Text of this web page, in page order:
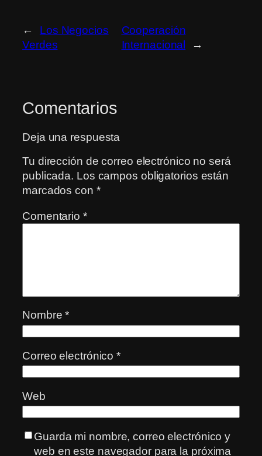
←
Los Negocios
Verdes
Cooperación
Internacional
→
Comentarios
Deja una respuesta
Tu dirección de correo electrónico no será
publicada. Los campos obligatorios están
marcados con *
Comentario *
Nombre*
Correo electrónico*
Web
Guarda mi nombre, correo electrónico y
web en este navegador para la próxima